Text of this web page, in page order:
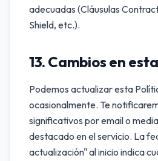
adecuadas (Cláusulas
Shield, etc.).
13. Cambios en
Podemos actualizar esta
ocasionalmente. Te
significativos por email o
destacado en el servicio. La
actualización" al inicio indica